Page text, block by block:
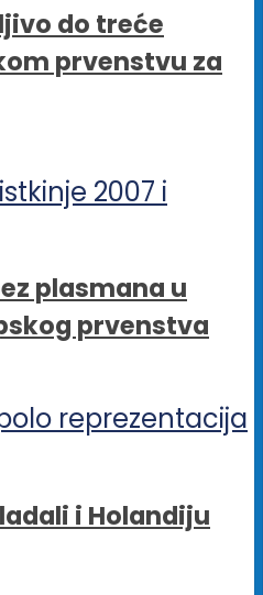
do treće
prvenstvu za
plasmana u
prvenstva
i Holandiju